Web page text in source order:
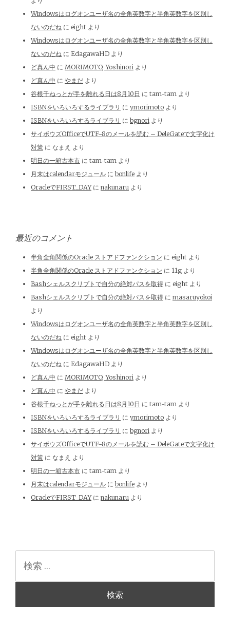
Windowsはログオンユーザ名の全角英数字と半角英数字を区別し
ないのだね に eight より
Windowsはログオンユーザ名の全角英数字と半角英数字を区別し
ないのだね に EdagawaHD より
ど真ん中 に MORIMOTO, Yoshinori より
ど真ん中 に やまだ より
谷根千ねっとが手を離れる日は8月10日 に tam-tam より
ISBNをいろいろするライブラリ に ymorimoto より
ISBNをいろいろするライブラリ に bgnori より
サイボウズOfficeでUTF-8のメールを読む – DeleGateで文字化け
対策 に なまえ より
明日の一箱古本市 に tam-tam より
月末はcalendarモジュール に bonlife より
OracleでFIRST_DAYに nakunaru より
最近のコメント
半角全角関係のOracle ストアドファンクション に eight より
半角全角関係のOracle ストアドファンクション に 11g より
Bashシェルスクリプトで自分の絶対パスを取得 に eight より
Bashシェルスクリプトで自分の絶対パスを取得 に masaruyokoi
より
Windowsはログオンユーザ名の全角英数字と半角英数字を区別し
ないのだね に eight より
Windowsはログオンユーザ名の全角英数字と半角英数字を区別し
ないのだね に EdagawaHD より
ど真ん中 に MORIMOTO, Yoshinori より
ど真ん中 に やまだ より
谷根千ねっとが手を離れる日は8月10日 に tam-tam より
ISBNをいろいろするライブラリ に ymorimoto より
ISBNをいろいろするライブラリ に bgnori より
サイボウズOfficeでUTF-8のメールを読む – DeleGateで文字化け
対策 に なまえ より
明日の一箱古本市 に tam-tam より
月末はcalendarモジュール に bonlife より
OracleでFIRST_DAYに nakunaru より